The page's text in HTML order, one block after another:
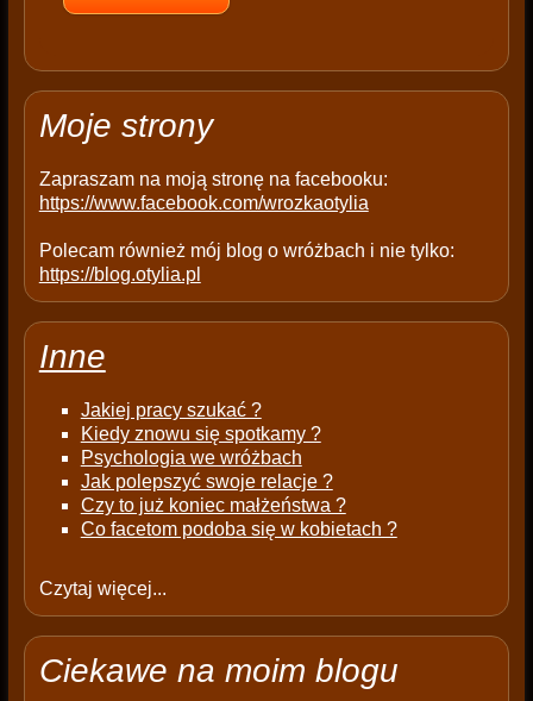
e
p
y
Moje strony
Zapraszam na moją stronę na facebooku:
https://www.facebook.com/wrozkaotylia
Polecam również mój blog o wróżbach i nie tylko:
https://blog.otylia.pl
Inne
Jakiej pracy szukać ?
Kiedy znowu się spotkamy ?
Psychologia we wróżbach
Jak polepszyć swoje relacje ?
Czy to już koniec małżeństwa ?
Co facetom podoba się w kobietach ?
Czytaj więcej...
Ciekawe na moim blogu